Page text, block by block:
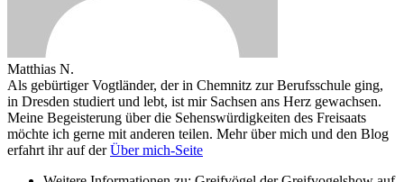
Matthias N.
Als gebürtiger Vogtländer, der in Chemnitz zur Berufsschule ging,
in Dresden studiert und lebt, ist mir Sachsen ans Herz gewachsen.
Meine Begeisterung über die Sehenswürdigkeiten des Freisaats
möchte ich gerne mit anderen teilen. Mehr über mich und den Blog
erfahrt ihr auf derÜber mich-Seite